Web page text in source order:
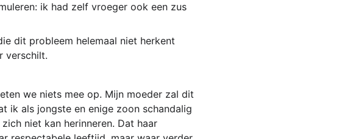
ik had zelf vroeger ook een zus
dit probleem helemaal niet herkent
verschilt.
we niets mee op. Mijn moeder zal dit
ik als jongste en enige zoon schandalig
niet kan herinneren. Dat haar